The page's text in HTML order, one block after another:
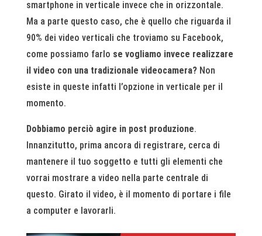
smartphone in verticale invece che in orizzontale.
Ma a parte questo caso, che è quello che riguarda il
90% dei video verticali che troviamo su Facebook,
come possiamo farlo se vogliamo invece realizzare
il video con una tradizionale videocamera?Non
esiste in queste infatti l’opzione in verticale per il
momento.
Dobbiamo perciò agire in post produzione.
Innanzitutto, prima ancora di registrare, cerca di
mantenere il tuo soggetto e tutti gli elementi che
vorrai mostrare a video nella parte centrale di
questo. Girato il video, è il momento di portare i file
a computer e lavorarli.